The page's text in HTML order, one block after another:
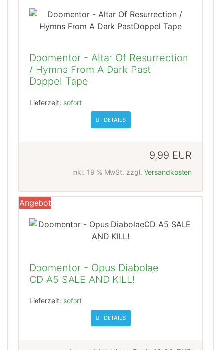
Doomentor - Altar Of Resurrection
/ Hymns From A Dark Past
Doppel Tape
Lieferzeit: sofort
DETAILS
9,99 EUR
inkl. 19 % MwSt. zzgl. Versandkosten
Angebot
Doomentor - Opus Diabolae
CD A5 SALE AND KILL!
Lieferzeit: sofort
DETAILS